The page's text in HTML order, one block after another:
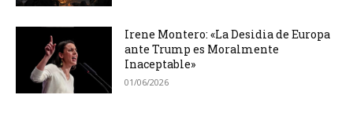
Irene Montero: «La Desidia de Europa
ante Trump es Moralmente
Inaceptable»
01/06/2026